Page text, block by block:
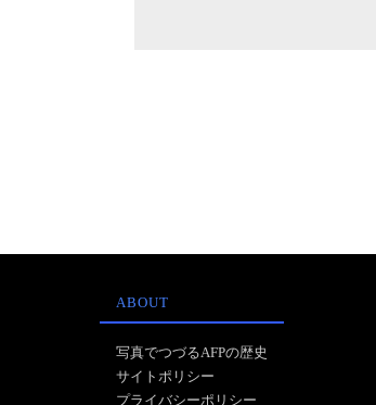
ABOUT
写真でつづるAFPの歴史
サイトポリシー
プライバシーポリシー